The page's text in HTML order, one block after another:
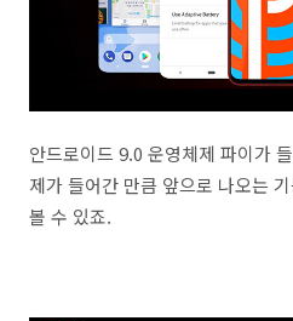
안드로이드 9.0 운영체제 파이가
제가 들어간 만큼 앞으로 나오는
볼 수 있죠.